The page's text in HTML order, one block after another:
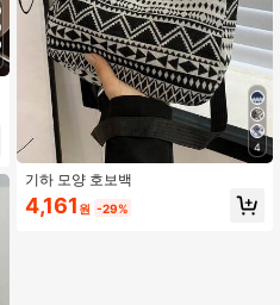
4
기하 모양 호보백
4,161 원 -29%